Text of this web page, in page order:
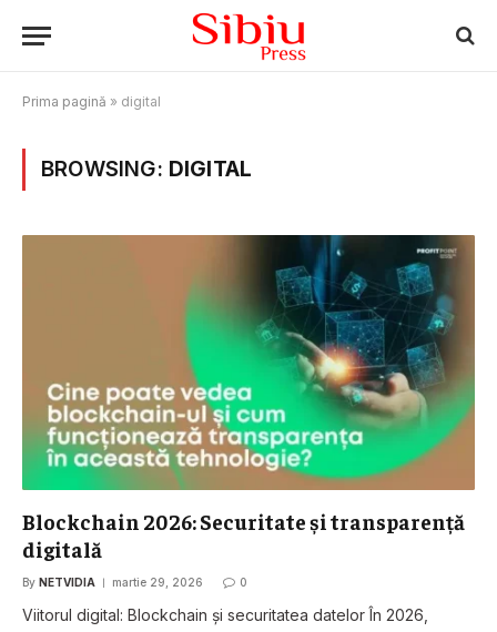
Prima pagină » digital
BROWSING: DIGITAL
Blockchain 2026: Securitate și transparență
digitală
By NETVIDIA martie 29, 2026 0
Viitorul digital: Blockchain și securitatea datelor În 2026,